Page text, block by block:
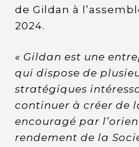
de Gildan à
2024.
« Gildan est une
qui dispose de
stratégiques
continuer à créer de
encouragé par
rendement de la